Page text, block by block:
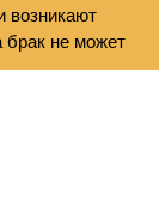
возникают
брак не может